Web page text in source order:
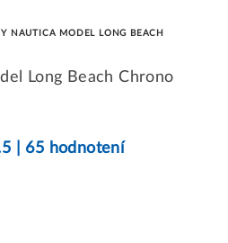
NAUTICA MODEL LONG BEACH
Long Beach Chrono
| 65 hodnotení